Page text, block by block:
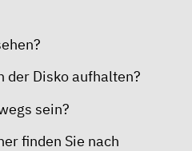
der Disko aufhalten?
sein?
finden Sie nach